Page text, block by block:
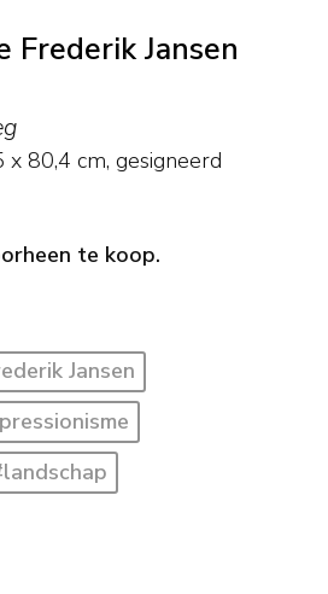
Frederik Jansen
x 80,4 cm, gesigneerd
te koop.
Jansen